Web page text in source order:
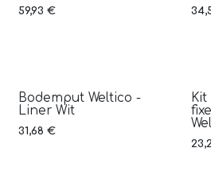
59,93 €
Bodemput Weltico -
Liner Wit
31,68 €